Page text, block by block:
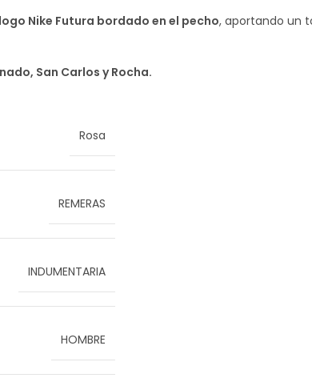
logo Nike Futura bordado en el pecho, aportando un
San Carlos y Rocha.
Rosa
REMERAS
INDUMENTARIA
HOMBRE